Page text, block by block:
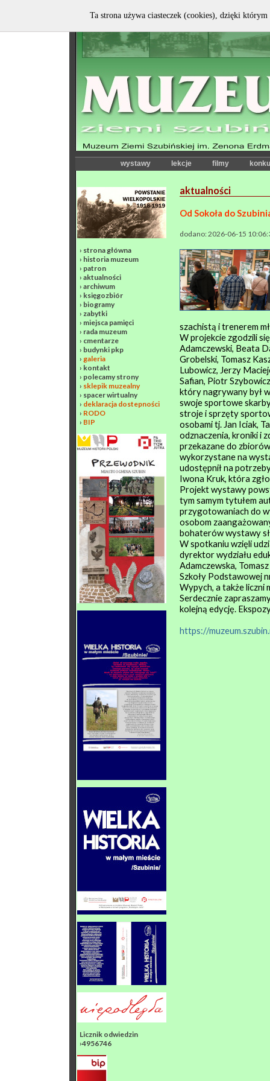
wystawy lekcje filmy
› strona główna
› historia muzeum
› patron
› aktualności
› archiwum
› księgozbiór
› biogramy
› zabytki
› miejsca pamięci
› rada muzeum
› cmentarze
› budynki pkp
› galeria
› kontakt
› polecamy strony
› sklepik muzealny
› spacer wirtualny
› deklaracja dostepności
› RODO
› BIP
Licznik odwiedzin
›4956746
aktualności
Od Sokoła do
dodano: 2026-06-15
szachistą i trenerem
W projekcie zgodzili
Adamczewski, Beata
Grobelski, Tomasz
Lubowicz, Jerzy
Safian, Piotr
który nagrywany był
swoje sportowe
stroje i sprzęty
osobami tj. Jan Iciak,
odznaczenia, kroniki i
przekazane do
wykorzystane na
udostępnił na
Iwona Kruk, która
Projekt wystawy
tym samym tytułem
przygotowaniach do
osobom
bohaterów wystawy
W spotkaniu wzięli
dyrektor wydziału
Adamczewska,
Szkoły Podstawowej
Wypych, a także liczni
Serdecznie
kolejną edycję.
https://
Ta strona używa ciasteczek (cookies), dzięki